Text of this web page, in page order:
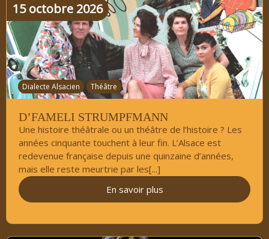
Dialecte Alsacien Théâtre​
15 octobre 2026
D’FAMELI STRUMPFMANN
Une histoire théâtrale ou un théâtre de l’histoire ? Les
années cinquante touchent à leur fin. L’Alsace est
redevenue française depuis une quinzaine d’années,
mais elle reste meurtrie par les[...]
En savoir plus